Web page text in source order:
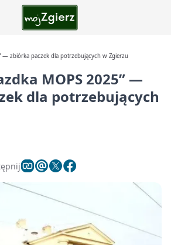
— zbiórka paczek dla potrzebujących w Zgierzu
MOPS 2025” —
dla potrzebujących